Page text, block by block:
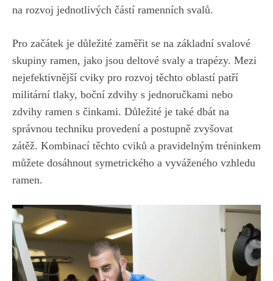
⁣na rozvoj jednotlivých částí ramenních svalů.
Pro začátek ​je důležité⁣ zaměřit se⁤ na ⁢základní svalové‍
skupiny ramen, jako jsou ​deltové svaly ⁣a​ trapézy.​ Mezi
⁤nejefektivnější ‍cviky‌ pro rozvoj těchto oblastí ⁢patří
militární ⁤tlaky, boční zdvihy s ‍jednoručkami nebo
zdvihy ramen s činkami. Důležité je také dbát na
⁣správnou‍ techniku provedení a postupně ⁣zvyšovat
zátěž. Kombinací těchto cviků ⁤a ⁣pravidelným tréninkem
​můžete dosáhnout symetrického a vyváženého vzhledu
ramen.